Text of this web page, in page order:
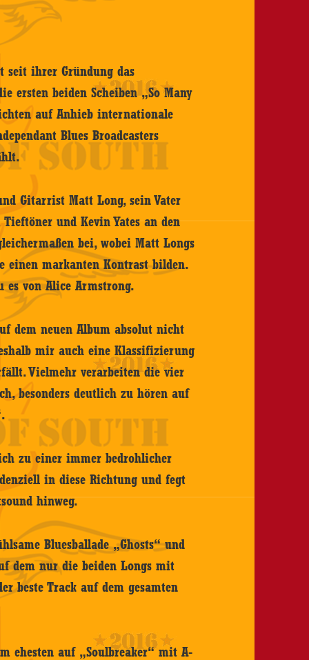
seit ihrer Gründung das
ersten beiden Scheiben „So Many
auf Anhieb internationale
Blues Broadcasters
Gitarrist Matt Long, sein Vater
und Kevin Yates an den
bei, wobei Matt Longs
einen markanten Kontrast bilden.
es von Alice Armstrong.
dem neuen Album absolut nicht
mir auch eine Klassifizierung
Vielmehr verarbeiten die vier
besonders deutlich zu hören auf
zu einer immer bedrohlicher
in diese Richtung und fegt
hinweg.
Bluesballade „Ghosts“ und
dem nur die beiden Longs mit
beste Track auf dem gesamten
ehesten auf „Soulbreaker“ mit A-